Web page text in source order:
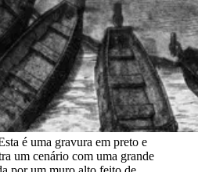
é uma gravura em preto e
um cenário com uma grande